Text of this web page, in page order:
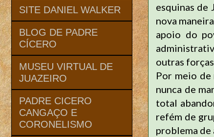
esquinas de
nova
apoio do
outras
Por meio de
nunca de
total
refém de
problema de
SITE DANIEL WALKER
BLOG DE PADRE
CÍCERO
MUSEU VIRTUAL DE
JUAZEIRO
PADRE CICERO
CANGAÇO E
CORONELISMO